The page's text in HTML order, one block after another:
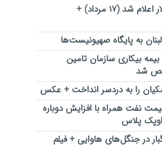
قیمت جدید دلار اعلام شد (۱۷ مرداد) +
به پایگاه صهیونیست‌ها
بیکاری سازمان تامین
شد
را به دردسر انداخت + عکس
نفت همراه با افزایش دوباره
پلاس
در جنگل‌های هاوایی + فیلم